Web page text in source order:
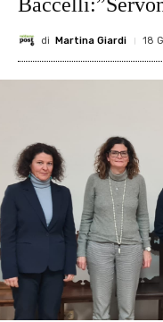
di Martina Giardi 18